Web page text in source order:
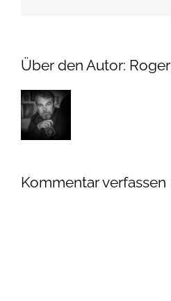
Über den Autor: Roger
Kommentar verfassen